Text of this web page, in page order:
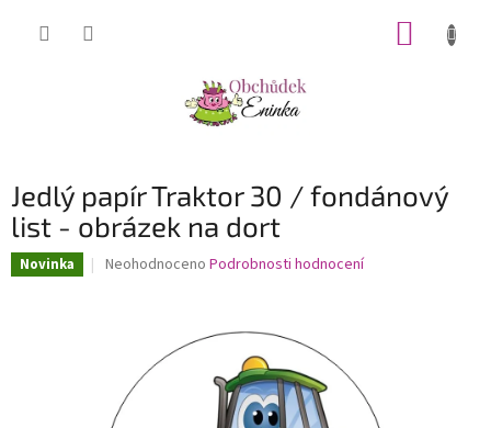
Jedlý papír Traktor 30 / fondánový
list - obrázek na dort
Novinka
Průměrné
hvězdiček.
Neohodnoceno Podrobnosti hodnocení